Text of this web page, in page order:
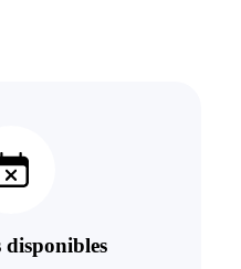
disponibles